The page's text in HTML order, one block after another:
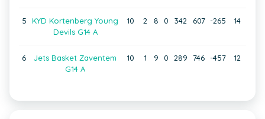
5
KYD Kortenberg Young
Devils G14 A
10 2 8 0 342 607 -265 14
6
Jets Basket Zaventem
G14 A
10 1 9 0 289 746 -457 12